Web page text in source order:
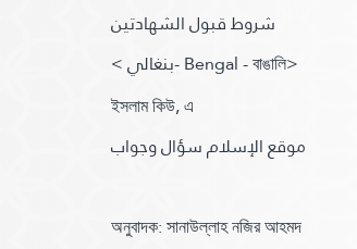
شروط قبول الشهادتين
< بنغالي- Bengal -বাঙালি>
ইসলাম কিউ, এ
موقع الإسلام سؤال وجواب
অনুবাদক: সানাউল্লাহ নজির আহমদ